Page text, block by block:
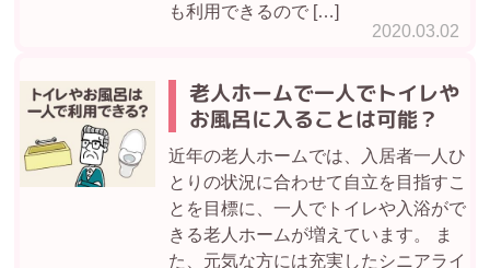
2020.03.02
も利用できるので […]
老人ホームで一人でトイレや
お風呂に入ることは可能？
近年の老人ホームでは、入居者一人ひ
とりの状況に合わせて自立を目指すこ
とを目標に、一人でトイレや入浴がで
きる老人ホームが増えています。 ま
た、元気な方には充実したシニアライ